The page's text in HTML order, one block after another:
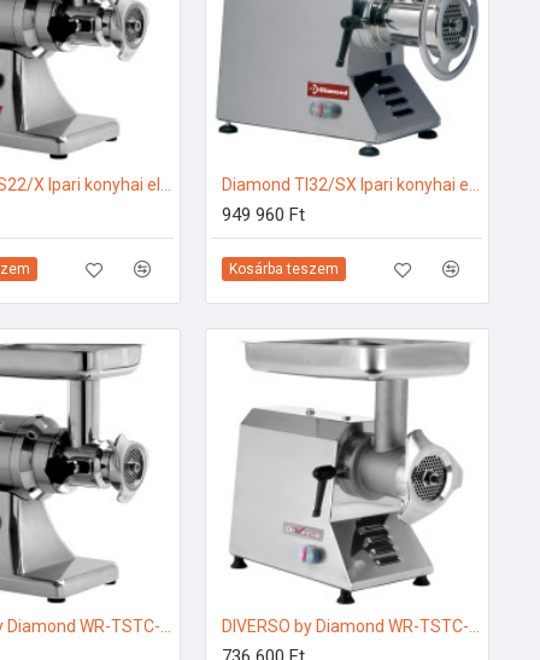
949 960 Ft
Kosárba teszem